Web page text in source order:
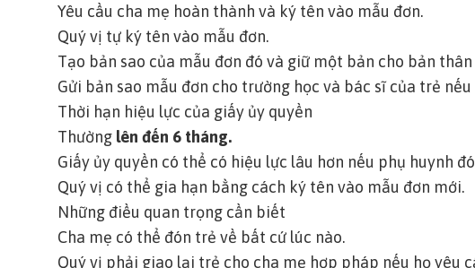
Yêu cầu cha mẹ hoàn thành và ký tên vào mẫu đơn.
Quý vị tự ký tên vào mẫu đơn.
Tạo bản sao của mẫu đơn đó và giữ một bản cho bản thân
Gửi bản sao mẫu đơn cho trường học và bác sĩ của trẻ nếu
Thời hạn hiệu lực của giấy ủy quyền
Thường lên đến 6 tháng.
Giấy ủy quyền có thể có hiệu lực lâu hơn nếu phụ huynh
Quý vị có thể gia hạn bằng cách ký tên vào mẫu đơn mới.
Những điều quan trọng cần biết
Cha mẹ có thể đón trẻ về bất cứ lúc nào.
Quý vị phải giao lại trẻ cho cha mẹ hợp pháp nếu họ yêu